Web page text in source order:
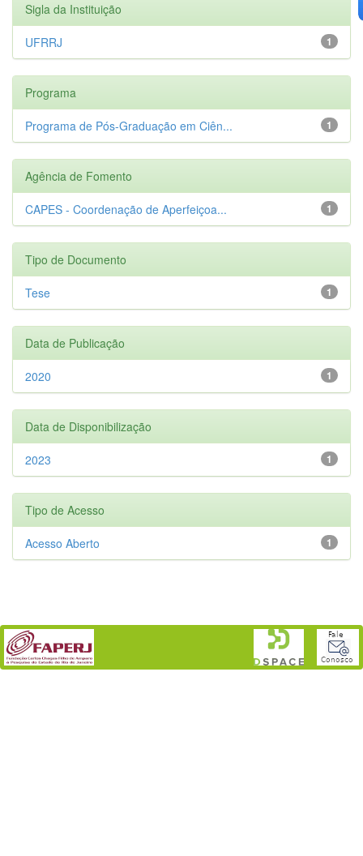
Sigla da Instituição
1
UFRRJ
Programa
1
Programa de Pós-Graduação em Ciên...
Agência de Fomento
1
CAPES - Coordenação de Aperfeiçoa...
Tipo de Documento
1
Tese
Data de Publicação
1
2020
Data de Disponibilização
1
2023
Tipo de Acesso
1
Acesso Aberto